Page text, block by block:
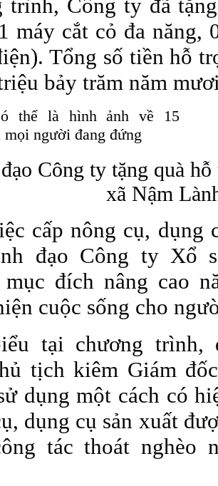
trình, Công ty đã
máy cắt cỏ đa năng,
Tổng số tiền hỗ
bảy trăm năm
Công ty tặng quà
xã Nậm
cấp nông cụ, dụng
đạo Công ty Xổ
đích nâng cao
cuộc sống cho
tại chương trình,
tịch kiêm Giám
dụng một cách có
dụng cụ sản xuất
tác thoát nghèo